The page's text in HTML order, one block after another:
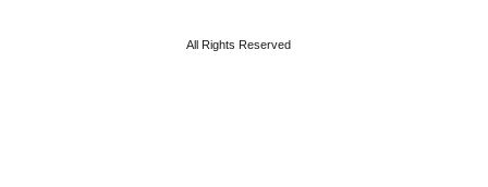
All Rights Reserved